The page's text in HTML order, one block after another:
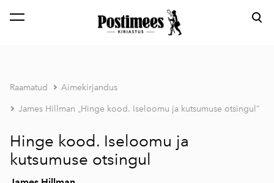
lisati ostukorvi. Vaata ostukorvi
Raamatud Aimekirjandus
James Hillman „Hinge kood. Iseloomu ja kutsumuse otsingul”
Hinge kood. Iseloomu ja
kutsumuse otsingul